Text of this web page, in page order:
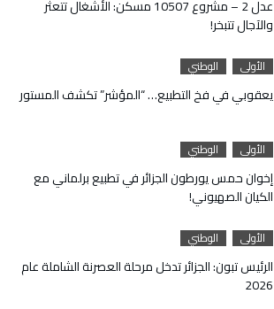
عدل 2 – مشروع 10507 مسكن: الأشغال تتعثر
والآجال تتبخر!
الأولى الوطني
يعقوبي في فخ التطبيع… “المؤشر” تكشف المستور
الأولى الوطني
إخوان حمس يورطون الجزائر في تطبيع برلماني مع
الكيان الصهيوني!
الأولى الوطني
الرئيس تبون: الجزائر تدخل مرحلة العصرنة الشاملة عام
2026